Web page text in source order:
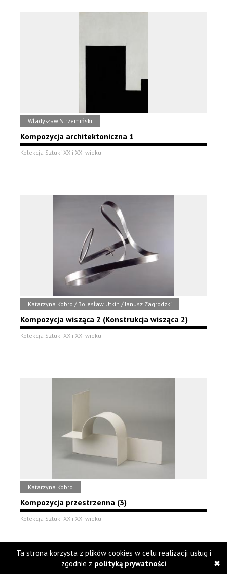
Władysław Strzemiński
Kompozycja architektoniczna 1
Kolekcja Sztuki XX i XXI wieku
Katarzyna Kobro / Bolesław Utkin / Janusz Zagrodzki
Kompozycja wisząca 2 (Konstrukcja wisząca 2)
Kolekcja Sztuki XX i XXI wieku
Katarzyna Kobro
Kompozycja przestrzenna (3)
Kolekcja Sztuki XX i XXI wieku
Ta strona korzysta z plików cookies w celu realizacji usług i
zgodnie z polityką prywatności